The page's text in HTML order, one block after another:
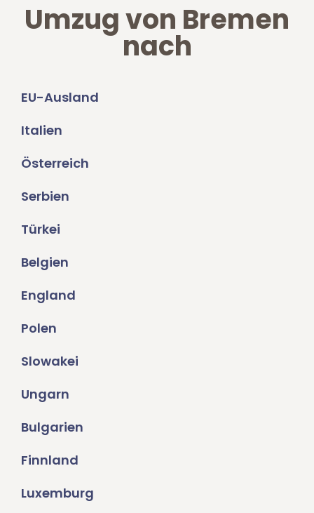
Umzug von Bremen
nach
EU-Ausland
Italien
Österreich
Serbien
Türkei
Belgien
England
Polen
Slowakei
Ungarn
Bulgarien
Finnland
Luxemburg